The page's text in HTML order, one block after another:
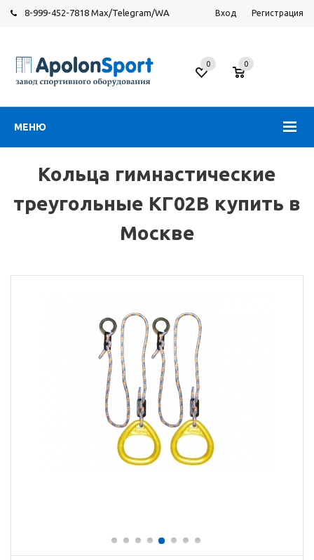
8-999-452-7818 Max/Telegram/WA Вход Регистрация
МЕНЮ
Москва
Новорязанское
0
0
Кольца гимнастические
треугольные КГ02В купить в
Москве